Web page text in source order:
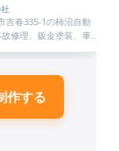
作する